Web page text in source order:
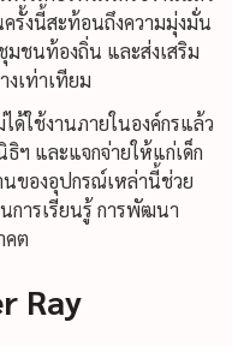
รั้งนี้สะท้อนถึงความมุ่งมั่น
มชนท้องถิ่น และส่งเสริม
งเท่าเทียม
ใช้งานภายในองค์กรแล้ว
ฯ และแจกจ่ายให้แก่เด็ก
นของอุปกรณ์เหล่านี้ช่วย
การเรียนรู้ การพัฒนา
คต
Ray